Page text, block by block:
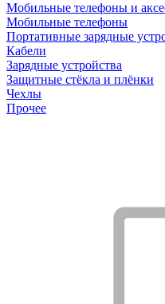
Мобильные телефоны и
Мобильные телефоны
Портативные зарядные
Кабели
Зарядные устройства
Защитные стёкла и плёнки
Чехлы
Прочее